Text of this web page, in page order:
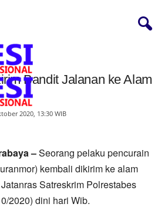
Bandit Jalanan ke Alam
2020, 13:30 WIB
–Seorang pelaku pencurain
kembali dikirim ke alam
Satreskrim Polrestabes
2020) dini hari Wib.